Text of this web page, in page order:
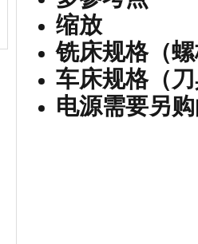
缩放
铣床规格（
车床规格（
电源需要另